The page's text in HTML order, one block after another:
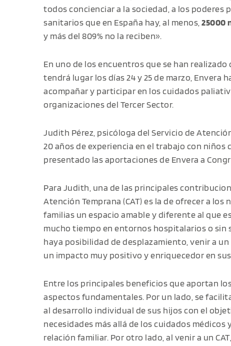
todos concienciar a la sociedad, a los poderes
sanitarios que en España hay, al menos, 25000
y más del 809% no la reciben».
En uno de los encuentros que se han
tendrá lugar los días 24 y 25 de marzo, Envera
acompañar y participar en los cuidados
organizaciones del Tercer Sector.
Judith Pérez, psicóloga del Servicio de
20 años de experiencia en el trabajo con niños
presentado las aportaciones de Envera a
Para Judith, una de las principales
Atención Temprana (CAT) es la de ofrecer a
familias un espacio amable y diferente al que
mucho tiempo en entornos hospitalarios o sin
haya posibilidad de desplazamiento, venir a
un impacto muy positivo y enriquecedor en
Entre los principales beneficios que aportan
aspectos fundamentales. Por un lado, se
al desarrollo individual de sus hijos con el
necesidades más allá de los cuidados médicos
relación familiar. Por otro lado, al venir a un